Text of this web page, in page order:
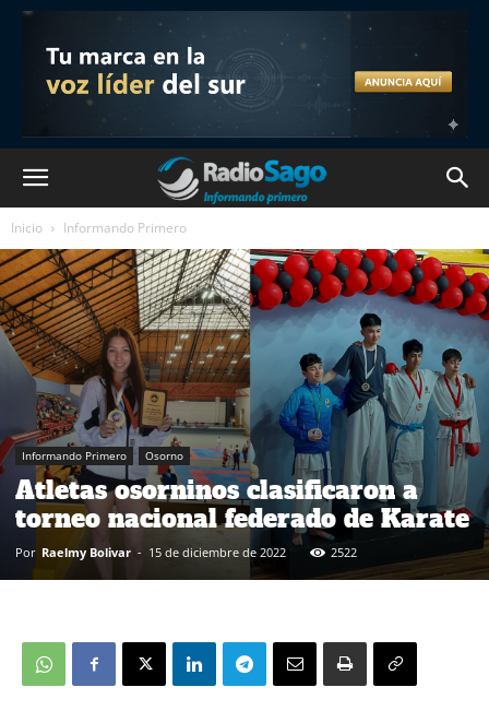
Inicio Informando Primero
Informando Primero Osorno
Atletas osorninos clasificaron a
torneo nacional federado de Karate
Por Raelmy Bolivar - 15 de diciembre de 2022 2522